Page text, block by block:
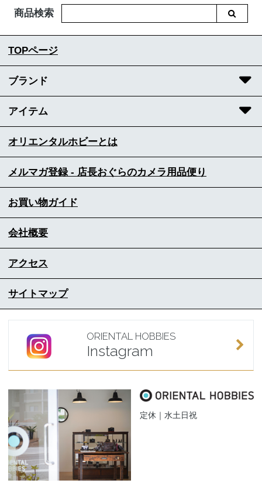
商品検索
TOPページ
ブランド
アイテム
オリエンタルホビーとは
メルマガ登録 - 店長おぐらのカメラ用品便り
お買い物ガイド
会社概要
アクセス
サイトマップ
ORIENTAL HOBBIES
Instagram
定休｜水土日祝